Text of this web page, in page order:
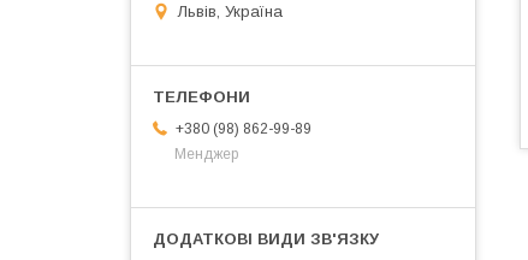
Львів, Україна
+380 (98) 862-99-89
Менджер